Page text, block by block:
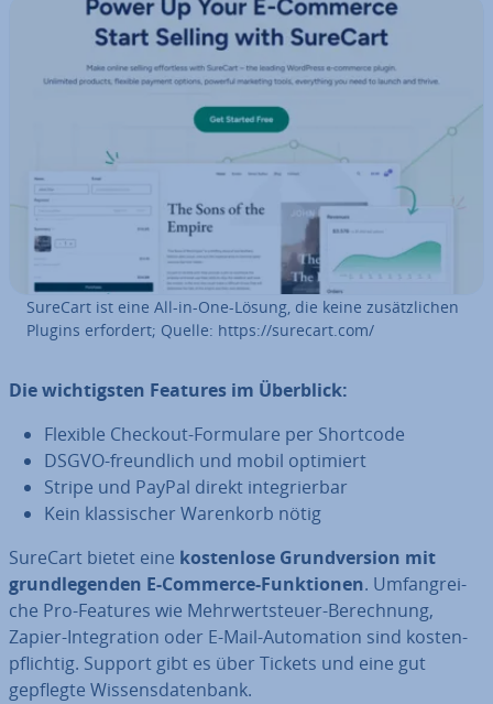
SureCart ist eine All-in-One-Lösung, die keine zu­sätz­li­chen
Plugins erfordert; Quelle: https://surecart.com/
Die wich­tigs­ten Features im Überblick:
Flexible Checkout-Formulare per Shortcode
DSGVO-freund­lich und mobil optimiert
Stripe und PayPal direkt in­te­grier­bar
Kein klas­si­scher Warenkorb nötig
SureCart bietet eine kos­ten­lo­se Grund­ver­si­on mit
grund­le­gen­den E-Commerce-Funk­tio­nen. Um­fang­rei­
che Pro-Features wie Mehr­wert­steu­er-Be­rech­nung,
Zapier-In­te­gra­ti­on oder E-Mail-Au­to­ma­ti­on sind kos­ten­
pflich­tig. Support gibt es über Tickets und eine gut
gepflegte Wis­sens­da­ten­bank.